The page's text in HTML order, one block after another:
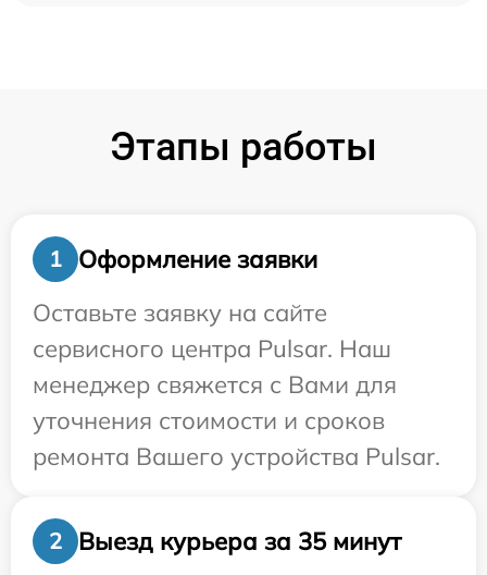
Этапы работы
1
Оформление заявки
Оставьте заявку на сайте
сервисного центра Pulsar. Наш
менеджер свяжется с Вами для
уточнения стоимости и сроков
ремонта Вашего устройства Pulsar.
2 Выезд курьера за 35 минут